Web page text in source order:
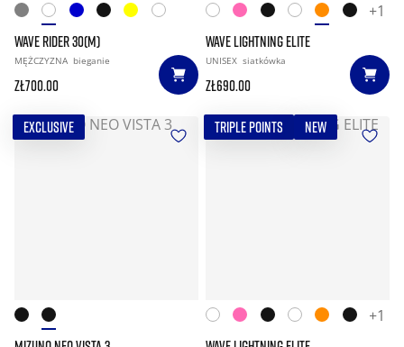
WAVE RIDER 30(M)
MĘŻCZYZNA bieganie
zł700.00
+1
WAVE LIGHTNING ELITE
UNISEX siatkówka
zł690.00
EXCLUSIVE TRIPLE POINTS NEW
+1